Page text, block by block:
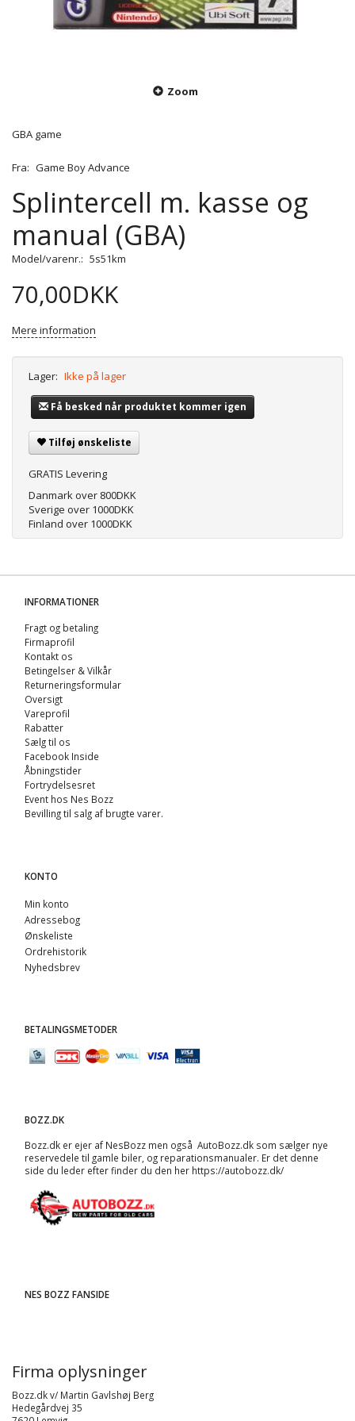
Zoom
GBA game
Fra: Game Boy Advance
Splintercell m. kasse og
manual (GBA)
Model/varenr.: 5s51km
70,00DKK
Mere information
Lager: Ikke på lager
Få besked når produktet kommer igen
Tilføj ønskeliste
GRATIS Levering
Danmark over 800DKK
Sverige over 1000DKK
Finland over 1000DKK
INFORMATIONER
Fragt og betaling
Firmaprofil
Kontakt os
Betingelser & Vilkår
Returneringsformular
Oversigt
Vareprofil
Rabatter
Sælg til os
Facebook Inside
Åbningstider
Fortrydelsesret
Event hos Nes Bozz
Bevilling til salg af brugte varer.
KONTO
Min konto
Adressebog
Ønskeliste
Ordrehistorik
Nyhedsbrev
BETALINGSMETODER
BOZZ.DK
Bozz.dk er ejer af NesBozz men også AutoBozz.dk som sælger nye
reservedele til gamle biler, og reparationsmanualer. Er det denne
side du leder efter finder du den her https://autobozz.dk/
NES BOZZ FANSIDE
Firma oplysninger
Bozz.dk v/ Martin Gavlshøj Berg
Hedegårdvej 35